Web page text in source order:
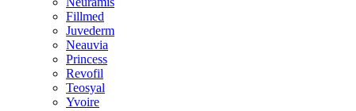
Fillmed
Juvederm
Neauvia
Princess
Revofil
Teosyal
Yvoire